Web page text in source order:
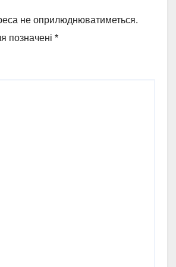
не оприлюднюватиметься.
позначені *